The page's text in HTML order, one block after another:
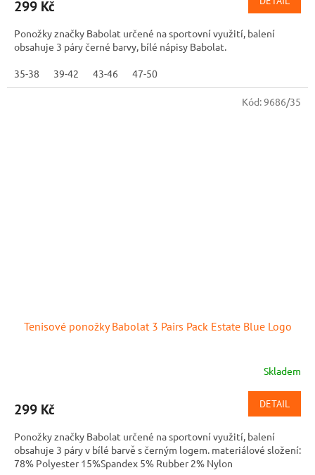
299 Kč
Ponožky značky Babolat určené na sportovní využití, balení
obsahuje 3 páry černé barvy, bílé nápisy Babolat.
35-38 39-42 43-46 47-50
Tenisové ponožky Babolat 3 Pairs Pack Estate Blue Logo
Skladem
299 Kč DETAIL
Ponožky značky Babolat určené na sportovní využití, balení
obsahuje 3 páry v bílé barvě s černým logem. materiálové složení:
78% Polyester 15%Spandex 5% Rubber 2% Nylon
Kód:9686/35